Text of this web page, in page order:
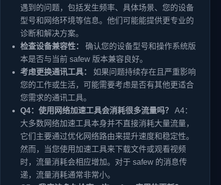
遇到的问题，包括发生频率、具体场景、您的设备
型号和网络环境等信息。他们可能能提供更专业的
诊断和解决方案。
检查设备兼容性：
确认您的设备型号和操作系统版
本是否与当前 safew 版本兼容良好。
考虑更换通讯工具：
如果问题持续存在且严重影响
您的工作或生活，可能需要考虑是否有其他更适合
您需求的通讯工具。
Q4：使用网络加速工具会消耗很多流量吗？
A4：
大多数网络加速工具本身并不直接消耗大量流量，
它们主要通过优化网络路由来提升速度和稳定性。
然而，当您使用加速工具来下载文件或观看视频
时，流量消耗会相应增加。对于 safew 的消息传
递，流量消耗通常非常小。